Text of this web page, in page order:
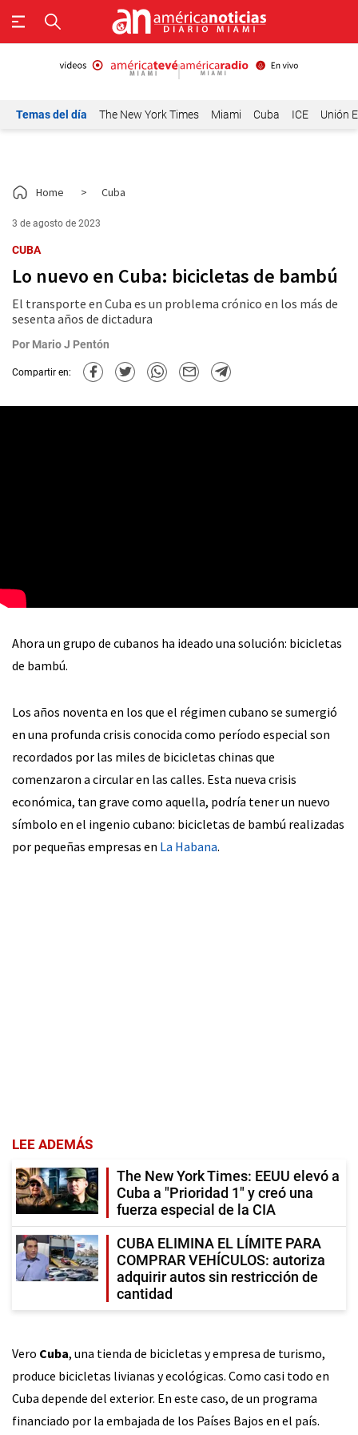
Temas del día The New York Times Miami Cuba ICE Unión
Home > Cuba
3 de agosto de 2023
CUBA
Lo nuevo en Cuba: bicicletas de bambú
El transporte en Cuba es un problema crónico en los más de
sesenta años de dictadura
Por Mario J Pentón
Compartir en:
Ahora un grupo de cubanos ha ideado una solución: bicicletas
de bambú.
Los años noventa en los que el régimen cubano se sumergió
en una profunda crisis conocida como período especial son
recordados por las miles de bicicletas chinas que
comenzaron a circular en las calles. Esta nueva crisis
económica, tan grave como aquella, podría tener un nuevo
símbolo en el ingenio cubano: bicicletas de bambú realizadas
por pequeñas empresas en La Habana.
LEE ADEMÁS
The New York Times: EEUU elevó a
Cuba a "Prioridad 1" y creó una
fuerza especial de la CIA
CUBA ELIMINA EL LÍMITE PARA
COMPRAR VEHÍCULOS: autoriza
adquirir autos sin restricción de
cantidad
Vero Cuba, una tienda de bicicletas y empresa de turismo,
produce bicicletas livianas y ecológicas. Como casi todo en
Cuba depende del exterior. En este caso, de un programa
financiado por la embajada de los Países Bajos en el país.